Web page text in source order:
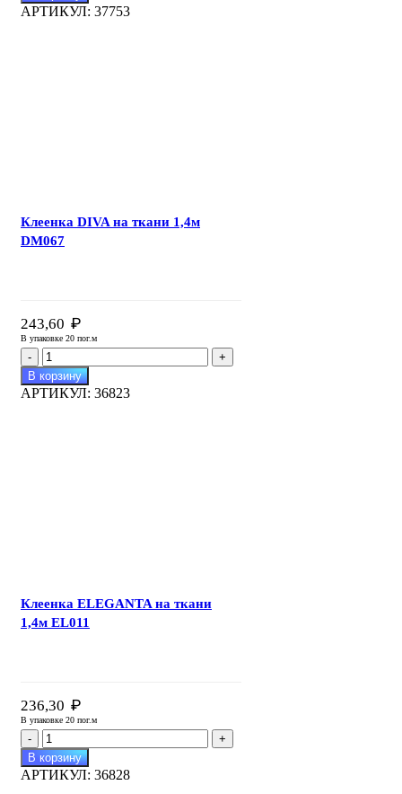
Клеенка
DIVA
АРТИКУЛ: 37753
Клеенка DIVA на ткани 1,4м
DM067
243,60 ₽
В упаковке 20 пог.м
Количество
товара
Клеенка
DIVA
В корзину
АРТИКУЛ: 36823
Клеенка ELEGANTA на ткани
1,4м EL011
236,30 ₽
В упаковке 20 пог.м
Количество
товара
Клеенка
ELEGANTA
В корзину
АРТИКУЛ: 36828